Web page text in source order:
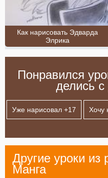
Как нарисовать Эдварда
Элрика
Понравился
делись
Уже нарисовал +17 Хочу
Другие уроки из
Манга